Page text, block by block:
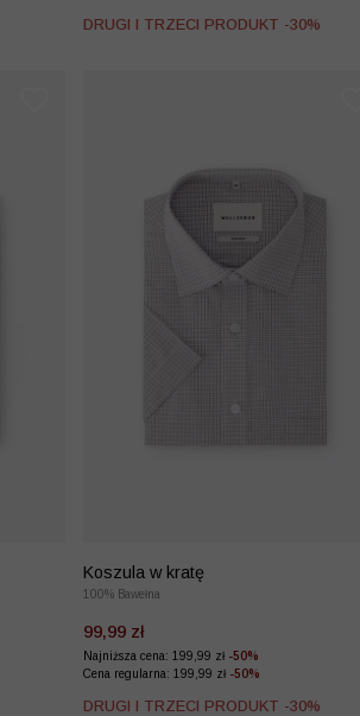
DRUGI I TRZECI PRODUKT -30%
Koszula w kratę
100% Bawełna
99,99 zł
Najniższa cena: 199,99 zł -50%
Cena regularna: 199,99 zł -50%
DRUGI I TRZECI PRODUKT -30%